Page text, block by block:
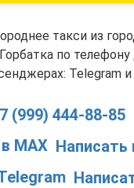
такси из
по
Telegram и
(999) 444-88-85
Написать